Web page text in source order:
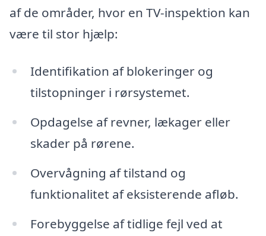
af de områder, hvor en TV-inspektion kan
være til stor hjælp:
Identifikation af blokeringer og
tilstopninger i rørsystemet.
Opdagelse af revner, lækager eller
skader på rørene.
Overvågning af tilstand og
funktionalitet af eksisterende afløb.
Forebyggelse af tidlige fejl ved at